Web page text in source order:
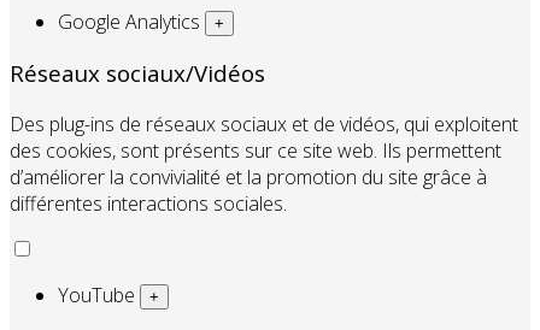
Google Analytics +
Réseaux sociaux/Vidéos
Des plug-ins de réseaux sociaux et de vidéos, qui exploitent
des cookies, sont présents sur ce site web. Ils permettent
d’améliorer la convivialité et la promotion du site grâce à
différentes interactions sociales.
YouTube +